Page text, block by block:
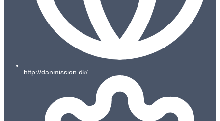
http://danmission.dk/